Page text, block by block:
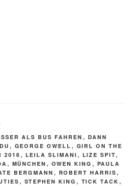
ALS BUS FAHREN , DANN
, GEORGE OWELL , GIRL ON THE
2018, LEILA SLIMANI , LIZE SPIT,
, MÜNCHEN , OWEN KING , PAULA
BERGMANN , ROBERT HARRIS ,
, STEPHEN KING , TICK TACK ,